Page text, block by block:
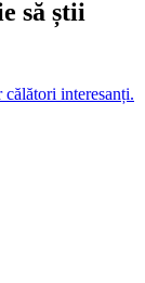
să știi
călători interesanți.